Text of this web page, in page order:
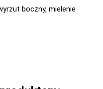
boczny, mielenie